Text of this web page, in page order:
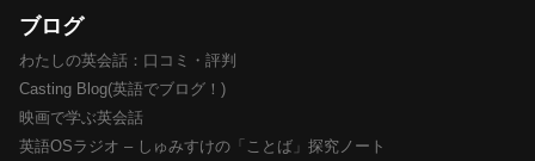
ブログ
わたしの英会話：口コミ・評判
Casting Blog(英語でブログ！)
映画で学ぶ英会話
英語OSラジオ – しゅみすけの「ことば」探究ノート